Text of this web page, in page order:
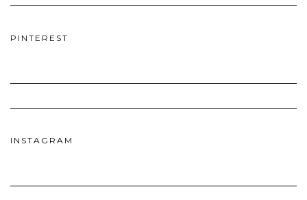
PINTEREST
INSTAGRAM